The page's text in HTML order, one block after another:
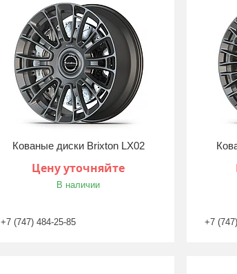
Кованые диски Brixton LX02
Цену уточняйте
В наличии
+7 (747) 484-25-85 +7